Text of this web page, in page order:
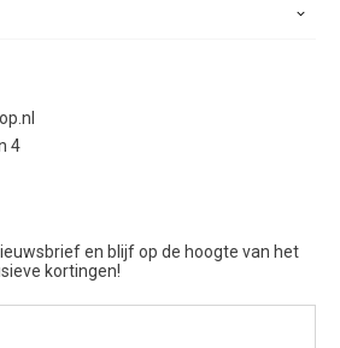
4
en blijf op de hoogte van het
kortingen!